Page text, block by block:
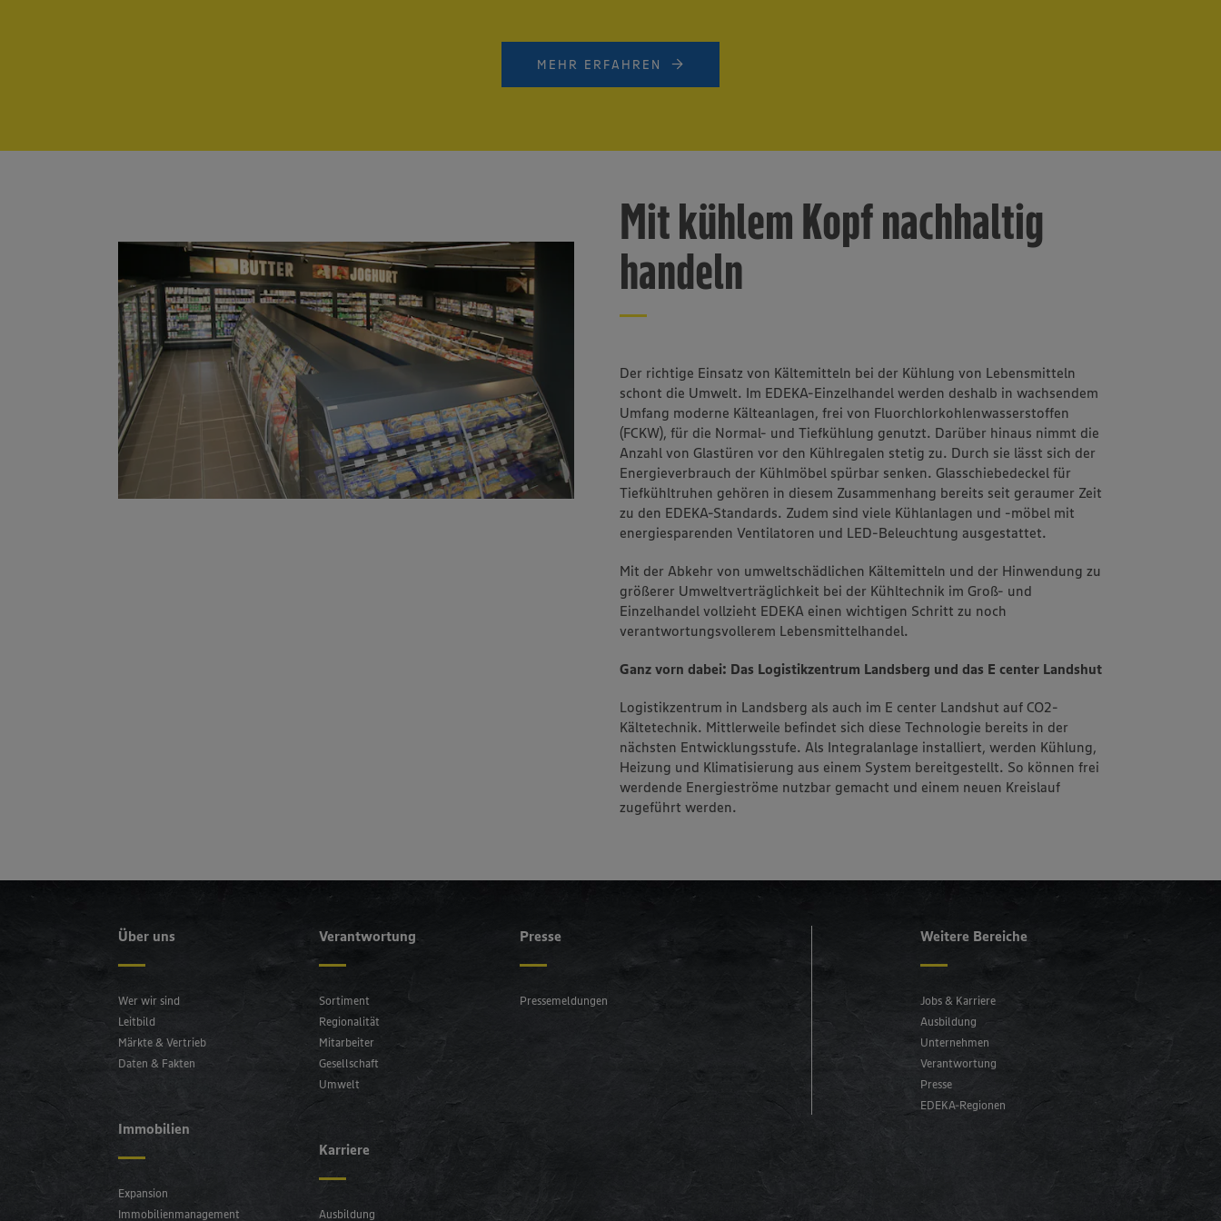
MEHR ERFAHREN
Mit kühlem Kopf nachhaltig
handeln
Der richtige Einsatz von Kältemitteln bei der Kühlung von Lebensmitteln
schont die Umwelt. Im EDEKA-Einzelhandel werden deshalb in wachsendem
Umfang moderne Kälteanlagen, frei von Fluorchlorkohlenwasserstoffen
(FCKW), für die Normal- und Tiefkühlung genutzt. Darüber hinaus nimmt die
Anzahl von Glastüren vor den Kühlregalen stetig zu. Durch sie lässt sich der
Energieverbrauch der Kühlmöbel spürbar senken. Glasschiebedeckel für
Tiefkühltruhen gehören in diesem Zusammenhang bereits seit geraumer Zeit
zu den EDEKA-Standards. Zudem sind viele Kühlanlagen und -möbel mit
energiesparenden Ventilatoren und LED-Beleuchtung ausgestattet.
Mit der Abkehr von umweltschädlichen Kältemitteln und der Hinwendung zu
größerer Umweltverträglichkeit bei der Kühltechnik im Groß- und
Einzelhandel vollzieht EDEKA einen wichtigen Schritt zu noch
verantwortungsvollerem Lebensmittelhandel.
Ganz vorn dabei: Das Logistikzentrum Landsberg und das E center Landshut
Logistikzentrum in Landsberg als auch im E center Landshut auf CO2-
Kältetechnik. Mittlerweile befindet sich diese Technologie bereits in der
nächsten Entwicklungsstufe. Als Integralanlage installiert, werden Kühlung,
Heizung und Klimatisierung aus einem System bereitgestellt. So können frei
werdende Energieströme nutzbar gemacht und einem neuen Kreislauf
zugeführt werden.
Über uns
Wer wir sind
Leitbild
Märkte & Vertrieb
Daten & Fakten
Immobilien
Expansion
Immobilienmanagement
Verantwortung
Sortiment
Regionalität
Mitarbeiter
Gesellschaft
Umwelt
Karriere
Ausbildung
Presse
Pressemeldungen
Weitere Bereiche
Jobs & Karriere
Ausbildung
Unternehmen
Verantwortung
Presse
EDEKA-Regionen